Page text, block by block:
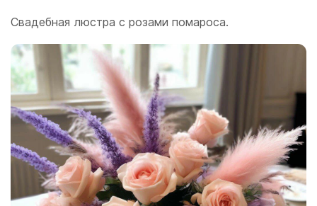
Свадебная люстра с розами помароса.